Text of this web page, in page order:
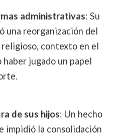
administrativas: Su
una reorganización del
contexto en el
haber jugado un papel
de sus hijos: Un hecho
impidió la consolidación